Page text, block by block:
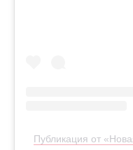
Публикация от